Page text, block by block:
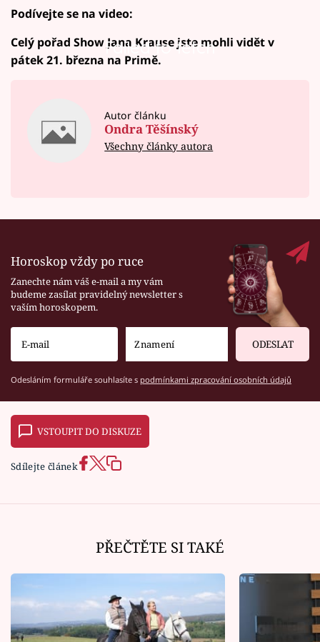
Podívejte se na video:
Failed to fetch
Celý pořad Show Jana Krause jste mohli vidět v
pátek 21. března na Primě.
Autor článku
Ondra Těšínský
Všechny články autora
Horoskop vždy po ruce
Zanechte nám váš e-mail a my vám
budeme zasílat pravidelný newsletter s
vaším horoskopem.
ODESLAT
Odesláním formuláře souhlasíte s podmínkami zpracování osobních údajů
VSTOUPIT DO DISKUZE
Sdílejte článek
PŘEČTĚTE SI TAKÉ